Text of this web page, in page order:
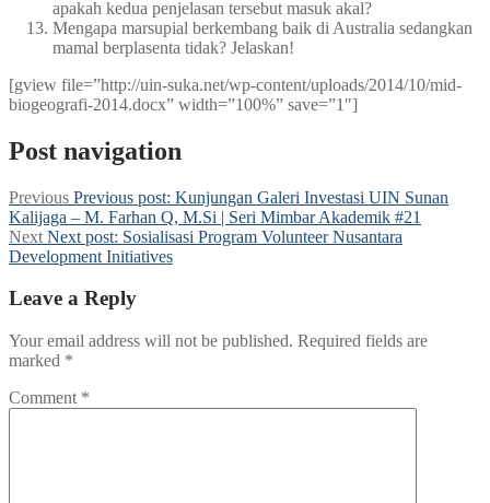
apakah kedua penjelasan tersebut masuk akal?
Mengapa marsupial berkembang baik di Australia sedangkan
mamal berplasenta tidak? Jelaskan!
[gview file=”http://uin-suka.net/wp-content/uploads/2014/10/mid-
biogeografi-2014.docx” width=”100%” save=”1″]
Post navigation
Previous Previous post: Kunjungan Galeri Investasi UIN Sunan
Kalijaga – M. Farhan Q, M.Si | Seri Mimbar Akademik #21
Next Next post: Sosialisasi Program Volunteer Nusantara
Development Initiatives
Leave a Reply
Your email address will not be published. Required fields are
marked *
Comment *